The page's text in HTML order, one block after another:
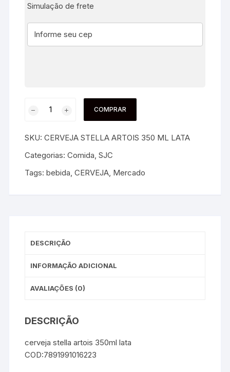
Simulação de frete
COMPRAR
SKU:CERVEJA STELLA ARTOIS 350 ML LATA
Categorias:Comida ,SJC
Tags:bebida ,CERVEJA Mercado
DESCRIÇÃO
INFORMAÇÃO ADICIONAL
AVALIAÇÕES (0)
DESCRIÇÃO
cerveja stella artois 350ml lata
COD:7891991016223